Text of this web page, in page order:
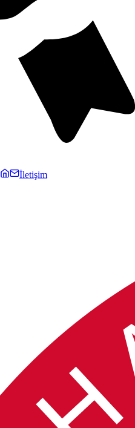
İletişim